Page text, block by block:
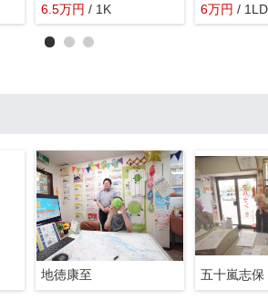
6.5万円 / 1K 6万円 /
地徳康至 五十嵐志保